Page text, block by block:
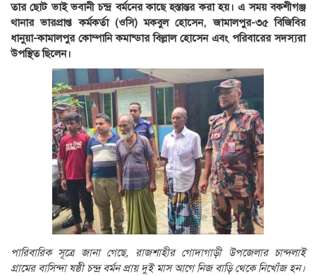
তার ছোট ভাই ভবানী চন্দ্র বর্মনের কাছে হস্তান্তর করা হয়। এ সময় বকশীগঞ্জ
থানার ভারপ্রাপ্ত কর্মকর্তা (ওসি) মকবুল হোসেন, জামালপুর-৩৫ বিজিবির
ধানুয়া-কামালপুর কোম্পানি কমান্ডার বিল্লাল হোসেন এবং পরিবারের সদস্যরা
উপস্থিত ছিলেন।
পারিবারিক সূত্রে জানা গেছে, রাজশাহীর গোদাগাড়ী উপজেলার চান্দলাই
গ্রামের বাসিন্দা ষষ্ঠী চন্দ্র বর্মন প্রায় দুই মাস আগে নিজ বাড়ি থেকে নিখোঁজ হন।